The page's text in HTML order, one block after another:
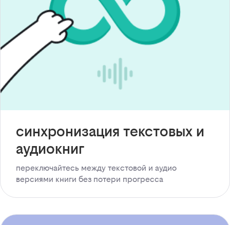
синхронизация текстовых и
аудиокниг
переключайтесь между текстовой и аудио
версиями книги без потери прогресса